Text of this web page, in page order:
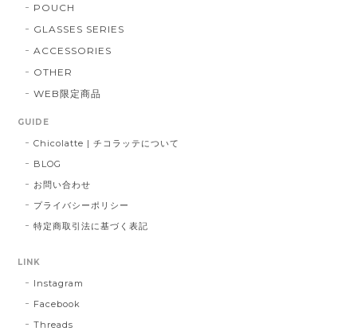
POUCH
GLASSES SERIES
ACCESSORIES
OTHER
WEB限定商品
GUIDE
Chicolatte | チコラッテについて
BLOG
お問い合わせ
プライバシーポリシー
特定商取引法に基づく表記
LINK
Instagram
Facebook
Threads